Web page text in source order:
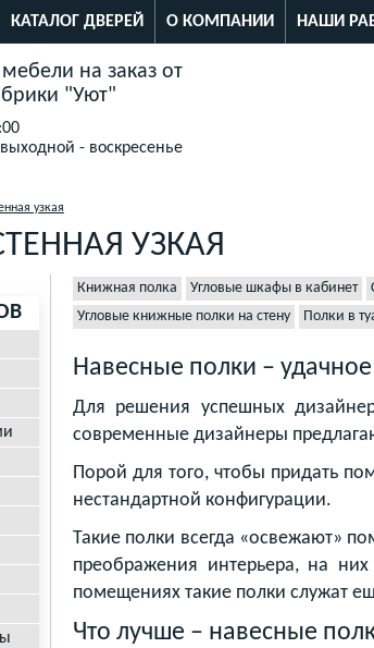
КАТАЛОГ ДВЕРЕЙ О КОМПАНИИ НАШИ
на заказ от
"Уют"
- воскресенье
узкая
УЗКАЯ
Книжная полка Угловые шкафы в кабинет
Угловые книжные полки на стену
Полки в
Навесные полки –
Для решения успешных
современные дизайнеры
Порой для того, чтобы придать
нестандартной конфигурации.
Такие полки всегда «освежают»
преображения интерьера, на
помещениях такие полки служат
Что лучше – навесные